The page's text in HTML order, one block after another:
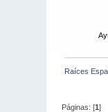
Raíces
Páginas: [1]